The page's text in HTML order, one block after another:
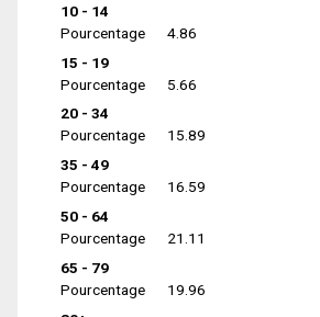
10 - 14
Pourcentage
4.86
15 - 19
Pourcentage
5.66
20 - 34
Pourcentage
15.89
35 - 49
Pourcentage
16.59
50 - 64
Pourcentage
21.11
65 - 79
Pourcentage
19.96